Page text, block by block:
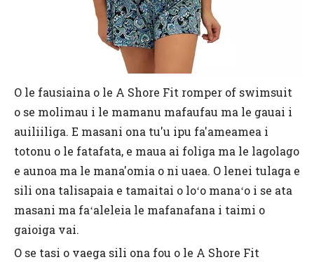
O le fausiaina o le A Shore Fit romper of swimsuit
o se molimau i le mamanu mafaufau ma le gauai i
auiliiliga. E masani ona tu'u ipu fa'ameamea i
totonu o le fatafata, e maua ai foliga ma le lagolago
e aunoa ma le mana'omia o ni uaea. O lenei tulaga e
sili ona talisapaia e tamaitai o loʻo manaʻo i se ata
masani ma faʻaleleia le mafanafana i taimi o
gaioiga vai.
O se tasi o vaega sili ona fou o le A Shore Fit